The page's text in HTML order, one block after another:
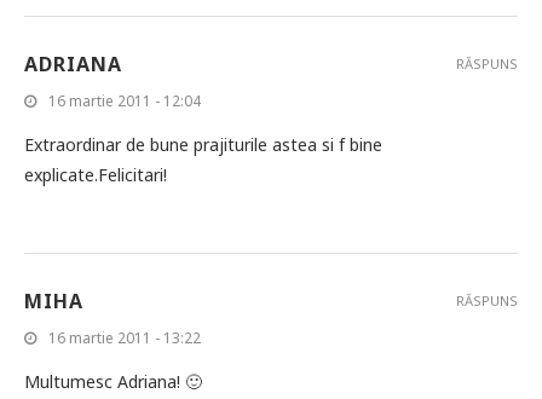
ADRIANA
16 martie 2011 - 12:04
Extraordinar de bune prajiturile astea si f bine
explicate.Felicitari!
RĂSPUNS
MIHA
16 martie 2011 - 13:22
Multumesc Adriana! 🙂
RĂSPUNS